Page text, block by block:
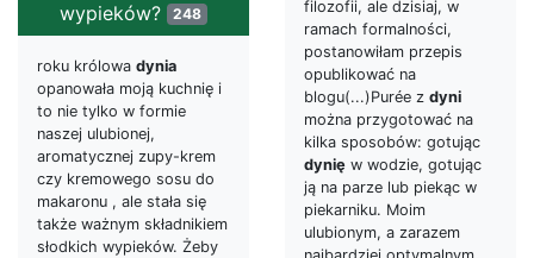
filozofii, ale dzisiaj, w
ramach formalności,
postanowiłam przepis
opublikować na
blogu(...)Purée z dyni
można przygotować na
kilka sposobów: gotując
dynię w wodzie, gotując
ją na parze lub piekąc w
piekarniku. Moim
ulubionym, a zarazem
wypieków? 248
roku królowa dynia
opanowała moją kuchnię i
to nie tylko w formie
naszej ulubionej,
aromatycznej zupy-krem
czy kremowego sosu do
makaronu , ale stała się
także ważnym składnikiem
słodkich wypieków. Żeby